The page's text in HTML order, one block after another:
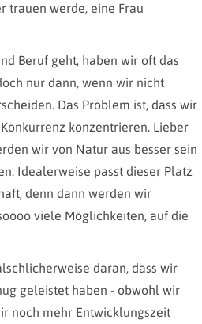
trauen werde, eine Frau
Beruf geht, haben wir oft das
nur dann, wenn wir nicht
Das Problem ist, dass wir
konzentrieren. Lieber
wir von Natur aus besser sein
Idealerweise passt dieser Platz
denn dann werden wir
viele Möglichkeiten, auf die
daran, dass wir
geleistet haben - obwohl wir
noch mehr Entwicklungszeit